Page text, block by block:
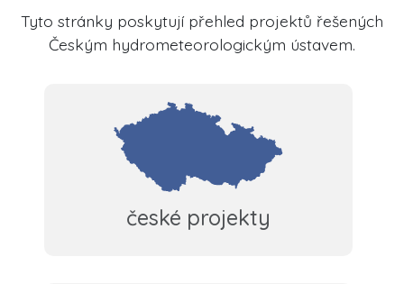
Tyto stránky poskytují přehled projektů řešených
Českým hydrometeorologickým ústavem.
české projekty